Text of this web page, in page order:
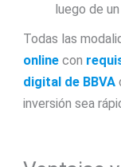
luego de
Todas las
online con
digital de BBVA
inversión sea